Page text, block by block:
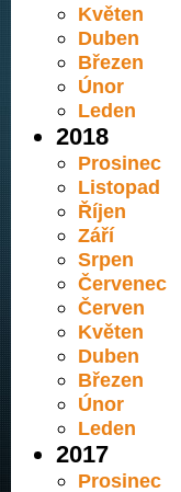
Květen
Duben
Březen
Únor
Leden
2018
Prosinec
Listopad
Říjen
Září
Srpen
Červenec
Červen
Květen
Duben
Březen
Únor
Leden
2017
Prosinec